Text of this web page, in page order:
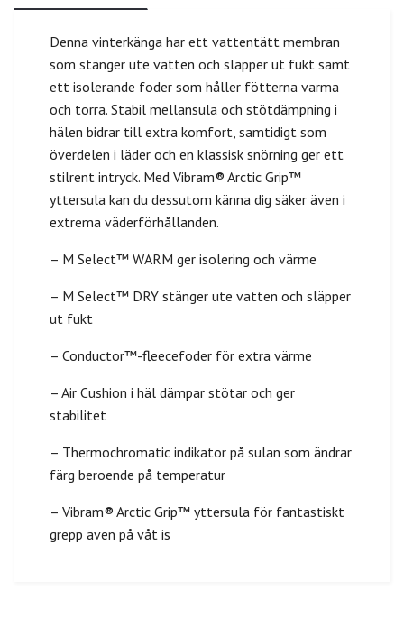
Denna vinterkänga har ett vattentätt membran
som stänger ute vatten och släpper ut fukt samt
ett isolerande foder som håller fötterna varma
och torra. Stabil mellansula och stötdämpning i
hälen bidrar till extra komfort, samtidigt som
överdelen i läder och en klassisk snörning ger ett
stilrent intryck. Med Vibram® Arctic Grip™
yttersula kan du dessutom känna dig säker även i
extrema väderförhållanden.
– M Select™ WARM ger isolering och värme
– M Select™ DRY stänger ute vatten och släpper
ut fukt
– Conductor™-fleecefoder för extra värme
– Air Cushion i häl dämpar stötar och ger
stabilitet
– Thermochromatic indikator på sulan som ändrar
färg beroende på temperatur
– Vibram® Arctic Grip™ yttersula för fantastiskt
grepp även på våt is